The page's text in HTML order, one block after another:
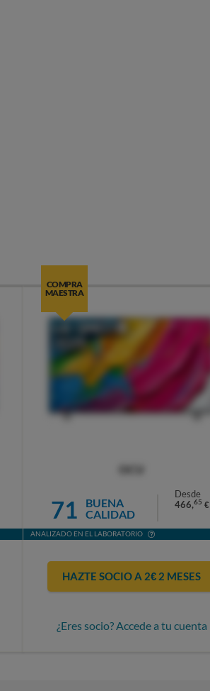
COMPRA
MAESTRA
71
BUENA
CALIDAD
Desde
466,65 €
ANALIZADO EN EL LABORATORIO
HAZTE SOCIO A 2€ 2 MESES
¿Eres socio? Accede a tu cuenta